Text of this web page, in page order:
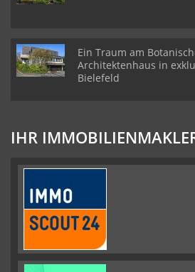
Ein Traum am
Architektenhaus in
Bielefeld
IHR